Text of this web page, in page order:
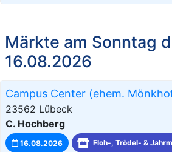
Märkte am Sonntag
16.08.2026
Campus Center (ehem.
23562 Lübeck
C. Hochberg
16.08.2026 Floh-, Trödel- &